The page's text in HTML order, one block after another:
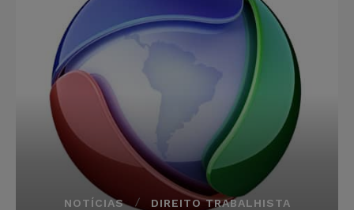
NOTÍCIAS DIREITO TRABALHISTA